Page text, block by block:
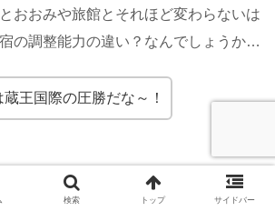
おおみや旅館とそれほど変わらないは
の調整能力の違い？なんでしょうか…
蔵王国際の圧勝だな～！
入れる温泉っていいねっ！
検索 トップ サイドバー